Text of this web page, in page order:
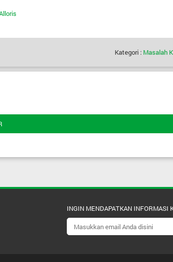
Kategori : Masalah
INGIN MENDAPATKAN INFORMASI